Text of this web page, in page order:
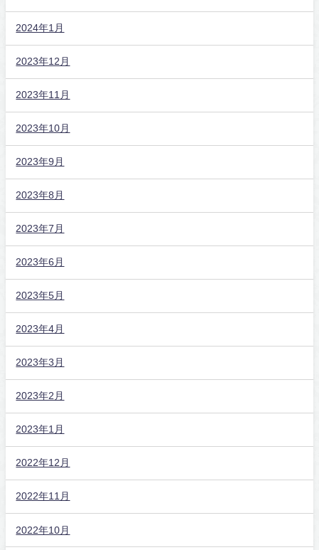
2024年1月
2023年12月
2023年11月
2023年10月
2023年9月
2023年8月
2023年7月
2023年6月
2023年5月
2023年4月
2023年3月
2023年2月
2023年1月
2022年12月
2022年11月
2022年10月